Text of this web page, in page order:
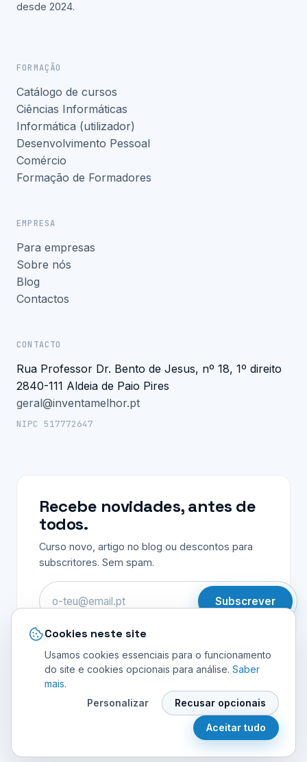
desde 2024.
FORMAÇÃO
Catálogo de cursos
Ciências Informáticas
Informática (utilizador)
Desenvolvimento Pessoal
Comércio
Formação de Formadores
EMPRESA
Para empresas
Sobre nós
Blog
Contactos
CONTACTO
Rua Professor Dr. Bento de Jesus, nº 18, 1º direito
2840-111 Aldeia de Paio Pires
geral@inventamelhor.pt
NIPC 517772647
Recebe novidades, antes de
todos.
Curso novo, artigo no blog ou descontos para
subscritores. Sem spam.
Subscrever
© 2026 INVENTA MELHOR UNIPESSOAL LDA. Todos os
direitos reservados.
Termos e CondiçõesCookies
Livro de Reclamações
Cookies neste site
Usamos cookies essenciais para o funcionamento
do site e cookies opcionais para análise. Saber
mais.
Personalizar
Recusar opcionais
Aceitar tudo